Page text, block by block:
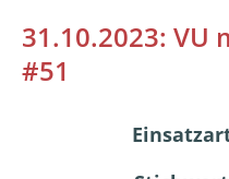
31.10.2023: VU
#51